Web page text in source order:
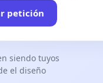
petición
siendo tuyos
el diseño